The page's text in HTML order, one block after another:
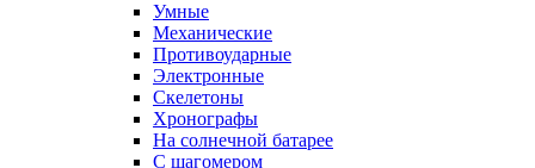
Умные
Механические
Противоударные
Электронные
Скелетоны
Хронографы
На солнечной батарее
С шагомером